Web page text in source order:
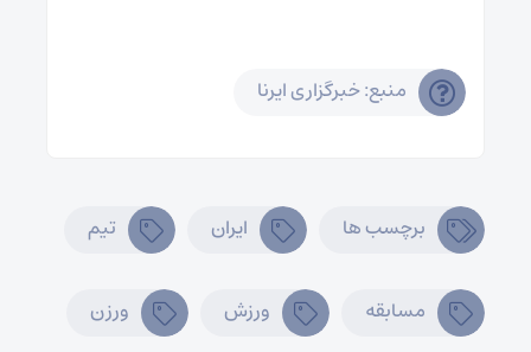
منبع: خبرگزاری ایرنا
برچسب ها ایران تیم
مسابقه ورزش ورزن